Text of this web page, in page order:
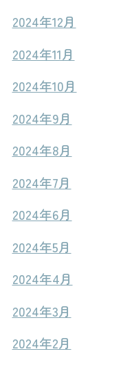
2024年12月
2024年11月
2024年10月
2024年9月
2024年8月
2024年7月
2024年6月
2024年5月
2024年4月
2024年3月
2024年2月